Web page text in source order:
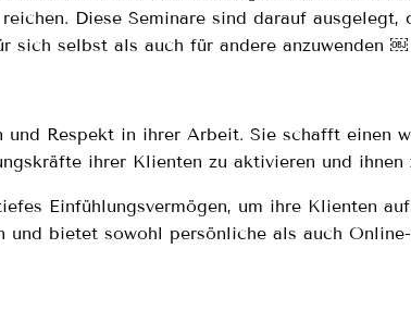
Diese Seminare sind darauf
sich selbst als auch für andere anzuwenden
Respekt in ihrer Arbeit. Sie schafft einen
ihrer Klienten zu aktivieren und
Einfühlungsvermögen, um ihre Klienten
bietet sowohl persönliche als auch Online-